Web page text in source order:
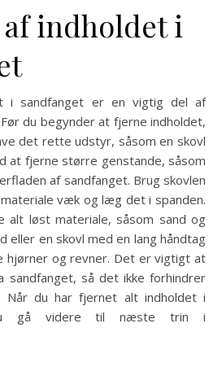
indholdet i
i sandfanget er en vigtig del af
du begynder at fjerne indholdet,
det rette udstyr, såsom en skovl
at fjerne større genstande, såsom
af sandfanget. Brug skovlen
væk og læg det i spanden.
løst materiale, såsom sand og
eller en skovl med en lang håndtag
hjørner og revner. Det er vigtigt at
sandfanget, så det ikke forhindrer
du har fjernet alt indholdet i
gå videre til næste trin i